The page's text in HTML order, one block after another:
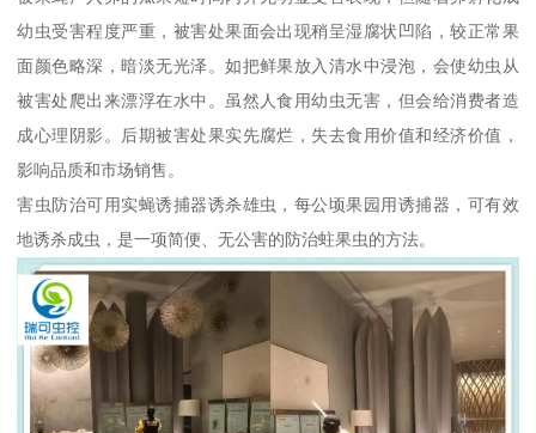
幼虫受害程度严重，被害处果面会出现稍呈湿腐状凹陷，较正常果
面颜色略深，暗淡无光泽。如把鲜果放入清水中浸泡，会使幼虫从
被害处爬出来漂浮在水中。虽然人食用幼虫无害，但会给消费者造
成心理阴影。后期被害处果实先腐烂，失去食用价值和经济价值，
影响品质和市场销售。
害虫防治可用实蝇诱捕器诱杀雄虫，每公顷果园用诱捕器，可有效
地诱杀成虫，是一项简便、无公害的防治蛀果虫的方法。